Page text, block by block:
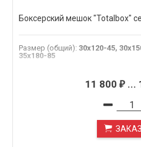
Боксерский мешок "Totalbox"
Размер (общий): 30х120-45,
35х180-85
11 800 ₽...